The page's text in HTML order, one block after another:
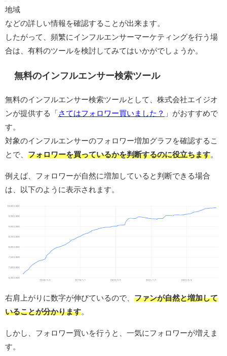
地域
などの詳しい情報を確認することが出来ます。
したがって、頻繁にインフルエンサーマーケティングを行う場
合は、有料のツールを検討してみてはいかがでしょうか。
無料のインフルエンサー検索ツール
無料のインフルエンサー検索ツールとして、株式会社エイジオ
ンが提供する「 さてはフォロワー買いました？ 」がおすすめで
す。
対象のインフルエンサーのフォロワー増加グラフを確認するこ
とで、 フォロワーを買っているかを判断するのに役立ちます
例えば、フォロワーが自然に増加していると判断できる場合
は、以下のように表示されます。
右肩上がりに数字が伸びているので、 ファンが自然と増加して
いることが分かります。
しかし、フォロワー買いを行うと、一気にフォロワーが増えま
す。